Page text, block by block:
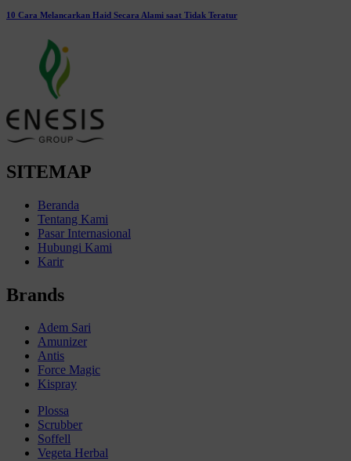
10 Cara Melancarkan Haid Secara Alami saat Tidak Teratur
SITEMAP
Beranda
Tentang Kami
Pasar Internasional
Hubungi Kami
Karir
Brands
Adem Sari
Amunizer
Antis
Force Magic
Kispray
Plossa
Scrubber
Soffell
Vegeta Herbal